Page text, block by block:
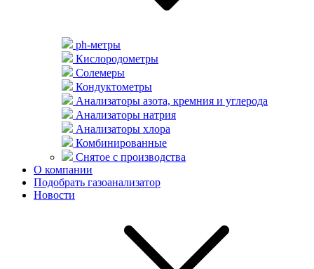
ph-метры
Кислородометры
Солемеры
Кондуктометры
Анализаторы азота, кремния и углерода
Анализаторы натрия
Анализаторы хлора
Комбинированные
Снятое с производства
О компании
Подобрать газоанализатор
Новости